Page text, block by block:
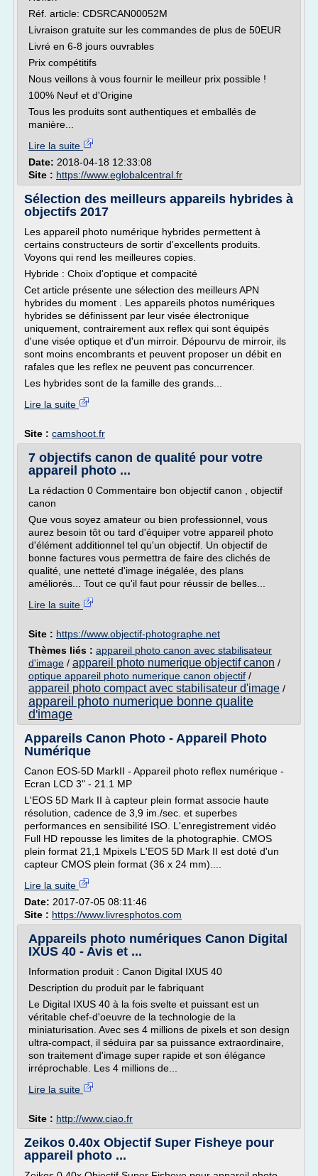
Réf. article: CDSRCAN00052M
Livraison gratuite sur les commandes de plus de 50EUR
Livré en 6-8 jours ouvrables
Prix compétitifs
Nous veillons à vous fournir le meilleur prix possible !
100% Neuf et d'Origine
Tous les produits sont authentiques et emballés de
manière...
Lire la suite
Date: 2018-04-18 12:33:08
Site : https://www.eglobalcentral.fr
Sélection des meilleurs appareils hybrides à
objectifs 2017
Les appareil photo numérique hybrides permettent à
certains constructeurs de sortir d'excellents produits.
Voyons qui rend les meilleures copies.
Hybride : Choix d'optique et compacité
Cet article présente une sélection des meilleurs APN
hybrides du moment . Les appareils photos numériques
hybrides se définissent par leur visée électronique
uniquement, contrairement aux reflex qui sont équipés
d'une visée optique et d'un mirroir. Dépourvu de mirroir, ils
sont moins encombrants et peuvent proposer un débit en
rafales que les reflex ne peuvent pas concurrencer.
Les hybrides sont de la famille des grands...
Lire la suite
Site : camshoot.fr
7 objectifs canon de qualité pour votre
appareil photo ...
La rédaction 0 Commentaire bon objectif canon , objectif
canon
Que vous soyez amateur ou bien professionnel, vous
aurez besoin tôt ou tard d'équiper votre appareil photo
d'élément additionnel tel qu'un objectif. Un objectif de
bonne factures vous permettra de faire des clichés de
qualité, une netteté d'image inégalée, des plans
améliorés... Tout ce qu'il faut pour réussir de belles...
Lire la suite
Site : https://www.objectif-photographe.net
Thèmes liés : appareil photo canon avec stabilisateur
d'image / appareil photo numerique objectif canon /
optique appareil photo numerique canon objectif /
appareil photo compact avec stabilisateur d'image /
appareil photo numerique bonne qualite
d'image
Appareils Canon Photo - Appareil Photo
Numérique
Canon EOS-5D MarkII - Appareil photo reflex numérique -
Ecran LCD 3" - 21.1 MP
L'EOS 5D Mark II à capteur plein format associe haute
résolution, cadence de 3,9 im./sec. et superbes
performances en sensibilité ISO. L'enregistrement vidéo
Full HD repousse les limites de la photographie. CMOS
plein format 21,1 Mpixels L'EOS 5D Mark II est doté d'un
capteur CMOS plein format (36 x 24 mm)....
Lire la suite
Date: 2017-07-05 08:11:46
Site : https://www.livresphotos.com
Appareils photo numériques Canon Digital
IXUS 40 - Avis et ...
Information produit : Canon Digital IXUS 40
Description du produit par le fabriquant
Le Digital IXUS 40 à la fois svelte et puissant est un
véritable chef-d'oeuvre de la technologie de la
miniaturisation. Avec ses 4 millions de pixels et son design
ultra-compact, il séduira par sa puissance extraordinaire,
son traitement d'image super rapide et son élégance
irréprochable. Les 4 millions de...
Lire la suite
Site : http://www.ciao.fr
Zeikos 0.40x Objectif Super Fisheye pour
appareil photo ...